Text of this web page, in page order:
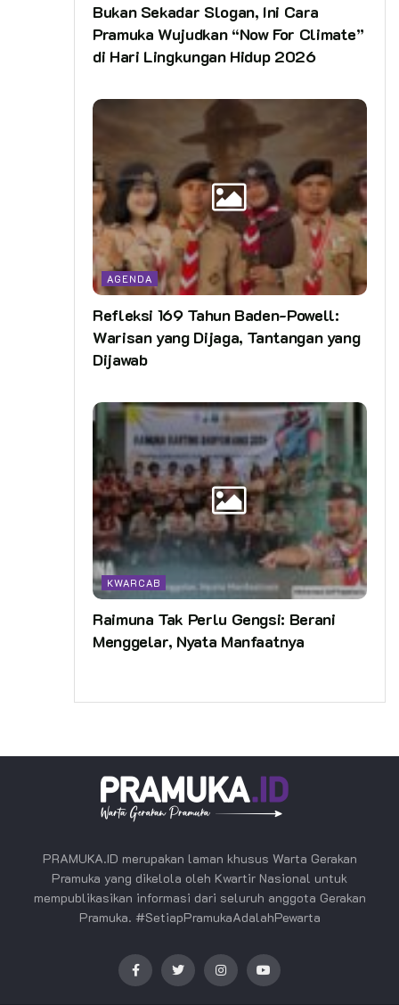
Bukan Sekadar Slogan, Ini Cara
Pramuka Wujudkan “Now For Climate”
di Hari Lingkungan Hidup 2026
AGENDA
Refleksi 169 Tahun Baden-Powell:
Warisan yang Dijaga, Tantangan yang
Dijawab
KWARCAB
Raimuna Tak Perlu Gengsi: Berani
Menggelar, Nyata Manfaatnya
PRAMUKA.ID merupakan laman khusus Warta Gerakan
Pramuka yang dikelola oleh Kwartir Nasional untuk
mempublikasikan informasi dari seluruh anggota Gerakan
Pramuka. #SetiapPramukaAdalahPewarta